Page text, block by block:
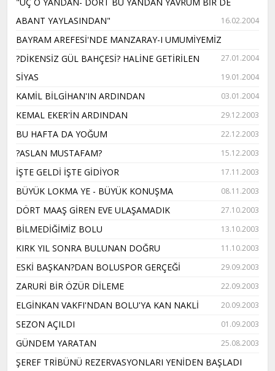
ABANT YAYLASINDAN"
16.02.2004
BAYRAM AREFESİ'NDE MANZARAY-I UMUMİYEMİZ
27.01.2004
?DİKENSİZ GÜL BAHÇESİ? HALİNE GETİRİLEN
SİYAS
19.01.2004
KAMİL BİLGİHAN'IN ARDINDAN 03.01.2004
KEMAL EKER'İN ARDINDAN 29.12.2003
BU HAFTA DA YOĞUM 22.12.2003
?ASLAN MUSTAFAM? 15.12.2003
İŞTE GELDİ İŞTE GİDİYOR 17.11.2003
BÜYÜK LOKMA YE - BÜYÜK KONUŞMA 08.11.2003
DÖRT MAAŞ GİREN EVE ULAŞAMADIK 27.10.2003
BİLMEDİĞİMİZ BOLU 13.10.2003
KIRK YIL SONRA BULUNAN DOĞRU 11.10.2003
ESKİ BAŞKAN?DAN BOLUSPOR GERÇEĞİ 29.09.2003
ZARURİ BİR ÖZÜR DİLEME 22.09.2003
ELGİNKAN VAKFI'NDAN BOLU'YA KAN NAKLİ 20.09.2003
SEZON AÇILDI 01.09.2003
GÜNDEM YARATAN 25.08.2003
ŞEREF TRİBÜNÜ REZERVASYONLARI YENİDEN BAŞLADI